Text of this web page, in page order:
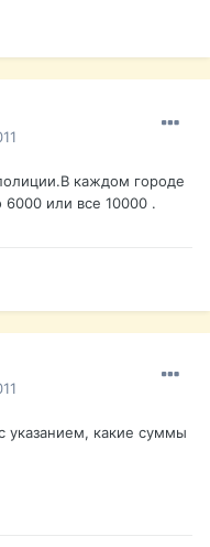
каждом городе
6000 или все 10000 .
указанием, какие суммы